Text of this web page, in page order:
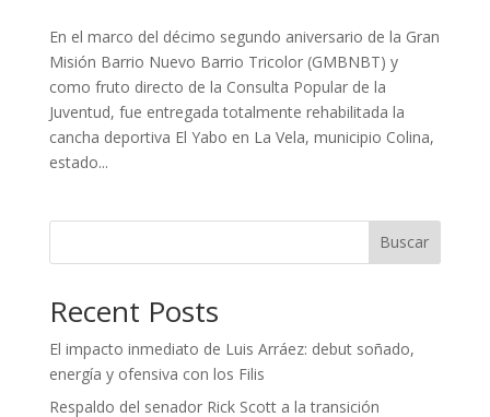
En el marco del décimo segundo aniversario de la Gran
Misión Barrio Nuevo Barrio Tricolor (GMBNBT) y
como fruto directo de la Consulta Popular de la
Juventud, fue entregada totalmente rehabilitada la
cancha deportiva El Yabo en La Vela, municipio Colina,
estado...
Buscar
Recent Posts
El impacto inmediato de Luis Arráez: debut soñado,
energía y ofensiva con los Filis
Respaldo del senador Rick Scott a la transición